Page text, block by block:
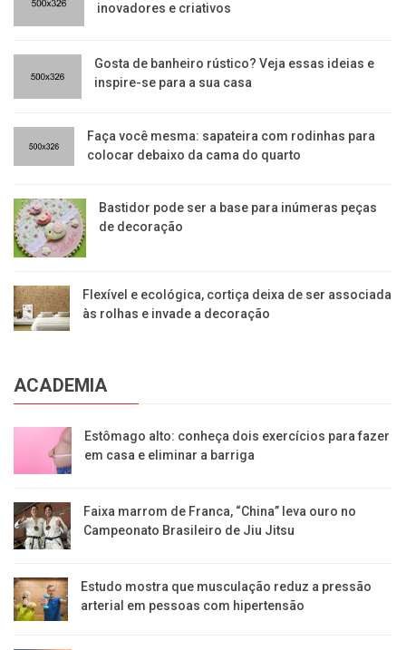
inovadores e criativos
Gosta de banheiro rústico? Veja essas ideias e
inspire-se para a sua casa
Faça você mesma: sapateira com rodinhas para
colocar debaixo da cama do quarto
Bastidor pode ser a base para inúmeras peças
de decoração
Flexível e ecológica, cortiça deixa de ser associada
às rolhas e invade a decoração
ACADEMIA
Estômago alto: conheça dois exercícios para fazer
em casa e eliminar a barriga
Faixa marrom de Franca, “China” leva ouro no
Campeonato Brasileiro de Jiu Jitsu
Estudo mostra que musculação reduz a pressão
arterial em pessoas com hipertensão